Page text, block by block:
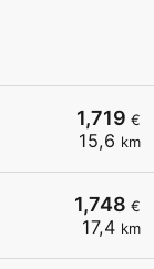
1,719 €
15,6 km
1,748 €
17,4 km